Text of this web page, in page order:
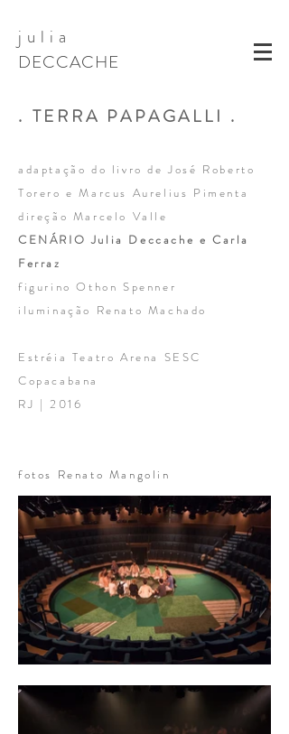
j u l i a
DECCACHE
. TERRA PAPAGALLI .
adaptação do livro de José Roberto
Torero e Marcus Aurelius Pimenta
direção Marcelo Valle
CENÁRIO Julia Deccache e Carla
Ferraz
figurino Othon Spenner
iluminação Renato Machado
Estréia Teatro Arena SESC
Copacabana
RJ | 2016
fotos Renato Mangolin